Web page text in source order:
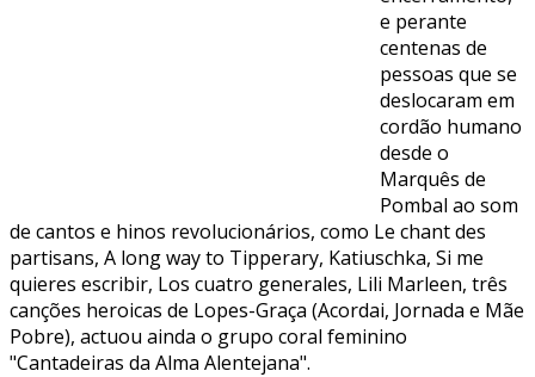
e perante
centenas de
pessoas que se
deslocaram em
cordão humano
desde o
Marquês de
Pombal ao som
de cantos e hinos revolucionários, como Le chant des
partisans, A long way to Tipperary, Katiuschka, Si me
quieres escribir, Los cuatro generales, Lili Marleen, três
canções heroicas de Lopes-Graça (Acordai, Jornada e Mãe
Pobre), actuou ainda o grupo coral feminino
"Cantadeiras da Alma Alentejana".